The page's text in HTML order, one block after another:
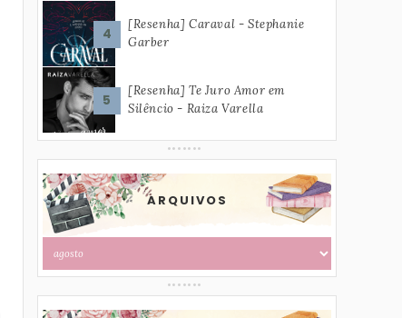
[Resenha] Caraval - Stephanie
Garber
[Resenha] Te Juro Amor em
Silêncio - Raiza Varella
ARQUIVOS